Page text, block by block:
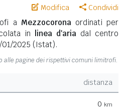
Modifica Condividi
a Mezzocorona ordinati per
in linea d'aria dal centro
01/2025 (Istat).
alle pagine dei rispettivi comuni limitrofi.
distanza
0 km